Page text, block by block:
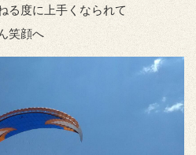
る度に上手くなられて
笑顔へ